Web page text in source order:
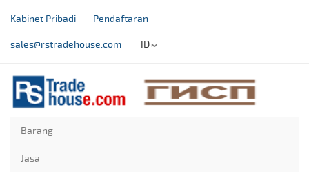
Kabinet Pribadi Pendaftaran
sales@rstradehouse.com ID
Barang
Jasa